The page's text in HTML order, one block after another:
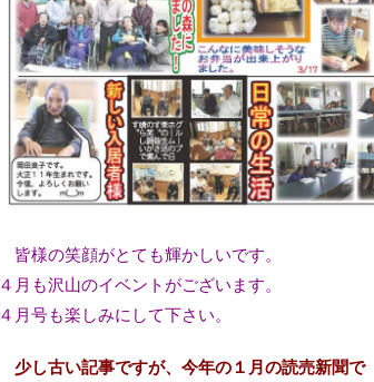
皆様の笑顔がとても輝かしいです。
４月も沢山のイベントがございます。
４月号も楽しみにして下さい。
少し古い記事ですが、今年の１月の読売新聞で